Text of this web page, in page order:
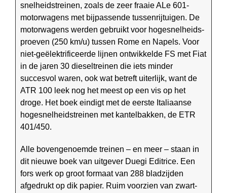
snelheids­treinen, zoals de zeer fraaie ALe 601-
motorwagens met bijpassende tussenrijtuigen. De
motorwagens werden gebruikt voor hoge­snelheids­
proeven (250 km/u) tussen Rome en Napels. Voor
niet-geëlektrificeerde lijnen ontwikkelde FS met Fiat
in de jaren 30 dieseltreinen die iets minder
succesvol waren, ook wat betreft uiterlijk, want de
ATR 100 leek nog het meest op een vis op het
droge. Het boek eindigt met de eerste Italiaanse
hogesnelheidstreinen met kantelbakken, de ETR
401/450.
Alle bovengenoemde treinen – en meer – staan in
dit nieuwe boek van uitgever Duegi Editrice. Een
fors werk op groot formaat van 288 bladzijden
afgedrukt op dik papier. Ruim voorzien van zwart-